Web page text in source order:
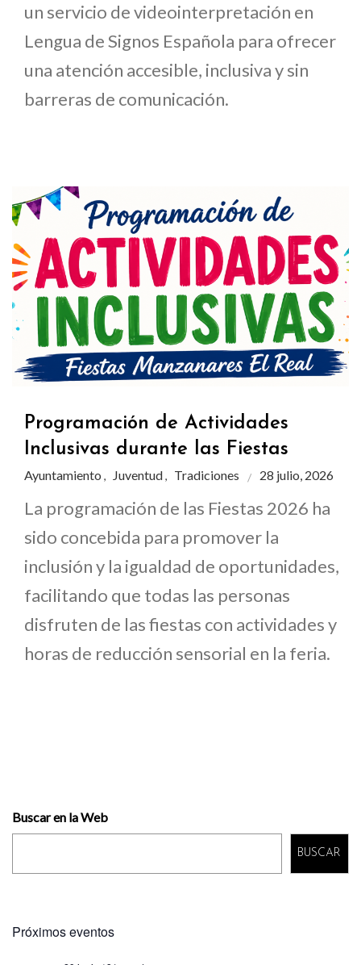
un servicio de videointerpretación en
Lengua de Signos Española para ofrecer
una atención accesible, inclusiva y sin
barreras de comunicación.
Programación de Actividades
Inclusivas durante las Fiestas
Ayuntamiento , Juventud, Tradiciones 28 julio, 2026
La programación de las Fiestas 2026 ha
sido concebida para promover la
inclusión y la igualdad de oportunidades,
facilitando que todas las personas
disfruten de las fiestas con actividades y
horas de reducción sensorial en la feria.
Buscar en la Web
BUSCAR
Próximos eventos